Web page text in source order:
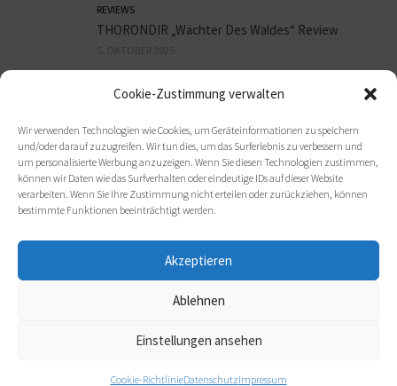
Cookie-Zustimmung verwalten
Wir verwenden Technologien wie Cookies, um Geräteinformationen zu speichern
und/oder darauf zuzugreifen. Wir tun dies, um das Surferlebnis zu verbessern und
um personalisierte Werbung anzuzeigen. Wenn Sie diesen Technologien zustimmen,
können wir Daten wie das Surfverhalten oder eindeutige IDs auf dieser Website
verarbeiten. Wenn Sie Ihre Zustimmung nicht erteilen oder zurückziehen, können
bestimmte Funktionen beeinträchtigt werden.
Akzeptieren
Ablehnen
Einstellungen ansehen
Cookie-RichtlinieDatenschutzImpressum
REVIEWS
THORONDIR „Wächter Des Waldes“ Review
REVIEWS
3. OKTOBER 2025